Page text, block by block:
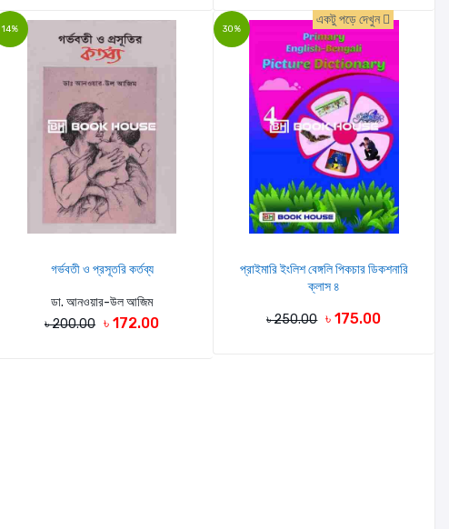
14%
গর্ভবতী ও প্রসূতরি কর্তব্য
ডা. আনওয়ার-উল আজিম
৳ 200.00 ৳ 172.00
30%
একটু পড়ে দেখুন
প্রাইমারি ইংলিশ বেঙ্গলি পিকচার ডিকশনারি
ক্লাস ৪
৳ 250.00 ৳ 175.00